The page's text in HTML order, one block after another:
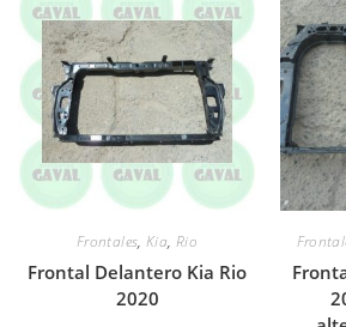
Frontales,Kia, Rio
Frontal Delantero Kia Rio
2020